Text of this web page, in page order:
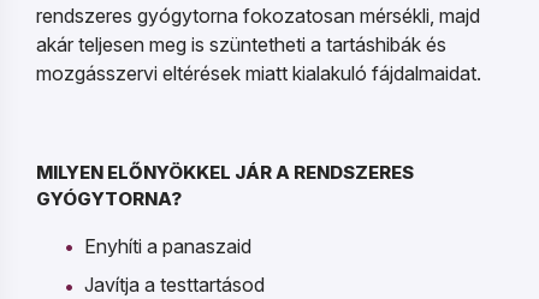
rendszeres gyógytorna fokozatosan mérsékli, majd
akár teljesen meg is szüntetheti a tartáshibák és
mozgásszervi eltérések miatt kialakuló fájdalmaidat.
MILYEN ELŐNYÖKKEL JÁR A RENDSZERES
GYÓGYTORNA?
Enyhíti a panaszaid
Javítja a testtartásod